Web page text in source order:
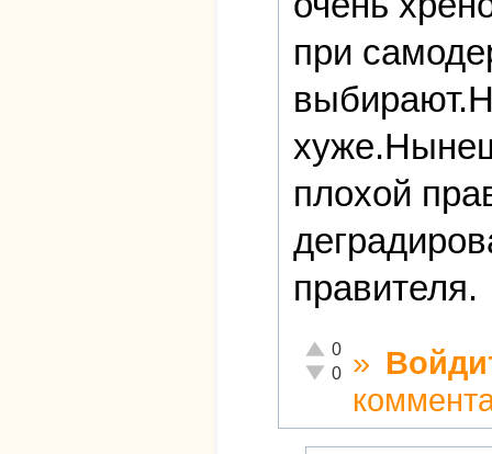
при
плохой
правителя.
Отлично!
0
Неадекватно!
0 »